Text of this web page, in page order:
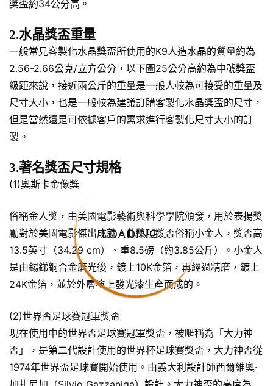
LOADING...
獎盃約34公分高。
2.水晶獎盃重量
一般常見客製化水晶獎盃所使用的K9人造水晶的質量約為
2.56-2.66公克/立方公分，以下圖25公分高約為中號獎盃
級距來說，接近兩公斤的重量是一般人較為可接受的重量及
尺寸大小，也是一般較為建議訂購客製化水晶獎盃的尺寸，
但是當然還是可依據客戶的需求進行客製化尺寸大小的訂
製。
3.著名獎盃尺寸規格
(1)奧斯卡金像獎
俗稱金人獎，由美國電影藝術與科學學院頒發，用於表揚獎
勵對於美國電影傑出成就，此獎項獎盃俗稱小金人，獎盃高
13.5英寸（34.29 cm）、重8.5磅（約3.85公斤）。小金人
是由錫銻銅合金磨光後，鍍上10K金箔，再經過精磨，鍍上
24K金箔，並於外層塗上發光漆生產而成的。
(2)世界盃足球賽冠軍獎盃
現在使用中的世界盃足球賽冠軍獎盃，被暱稱為「大力神
盃」，是第二代設計使用的世界杯足球賽獎盃，大力神盃從
1974年世界盃足球賽開始使用。由義大利設計師西爾維奧·